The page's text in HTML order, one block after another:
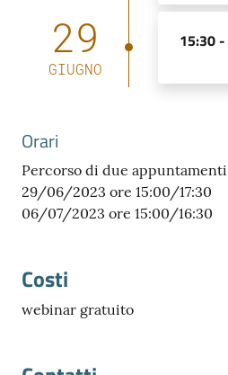
29
GIUGNO
15:30 -
Orari
Percorso di due
29/06/2023 ore 15:00/17:30
06/07/2023 ore 15:00/16:30
Costi
webinar gratuito